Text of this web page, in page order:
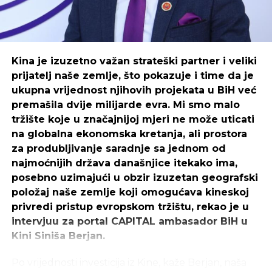
dolazi da živi ovdje, sa porodicama i djecom. Sve to
utiče na povećanje potražnje – rekao je Ćurić.
Osim Trebinja, rast cijena zabilježen je i u drugim
gradovima Srpske. UBanjalucije prosečna cijena
kvadrata porasla sa 3.369 na 3.618 KM, u Bijeljini sa
2.183 na 2.434, u Doboju sa 2.235 na 2.382, a u
Istočnoj Ilidži sa 1.793 na 2.314 maraka.
Kako bi olakšala rješavanje stambenog pitanja,
Gradska uprava uvela je olakšice za gradnju kuća.
Svi koji žele da grade kuće do 200 kvadratnih
metara u prostoru od treće do šeste zone imaju
pravo na 50 odsto popusta na rentu i troškove
uređenja.
Kina je izuzetno važan strateški partner i veliki
prijatelj naše zemlje, što pokazuje i time da je
ukupna vrijednost njihovih projekata u BiH već
premašila dvije milijarde evra. Mi smo malo
tržište koje u značajnijoj mjeri ne može uticati
na globalna ekonomska kretanja, ali prostora
za produbljivanje saradnje sa jednom od
najmoćnijih država današnjice itekako ima,
posebno uzimajući u obzir izuzetan geografski
položaj naše zemlje koji omogućava kineskoj
privredi pristup evropskom tržištu, rekao je u
intervjuu za portal CAPITAL ambasador BiH u
Kini Siniša Berjan.